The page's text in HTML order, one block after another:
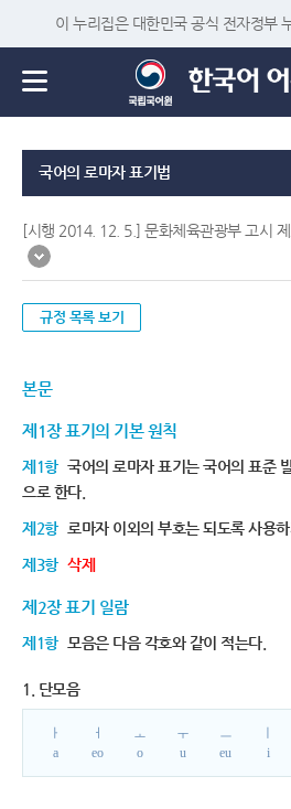
이 누리집은 대한민국 공식 전자정부
국어의 로마자 표기법
[시행 2014. 12. 5.] 문화체육관광부 고시
규정 목록 보기
본문
제1장 표기의 기본 원칙
제1항 국어의 로마자 표기는 국어의 표준
으로 한다.
제2항 로마자 이외의 부호는 되도록 사용
제3항 삭제
제2장 표기 일람
제1항 모음은 다음 각호와 같이 적는다.
1. 단모음
ㅏ
a
ㅓ
eo
ㅗ
o
ㅜ
u
ㅡ
eu
i